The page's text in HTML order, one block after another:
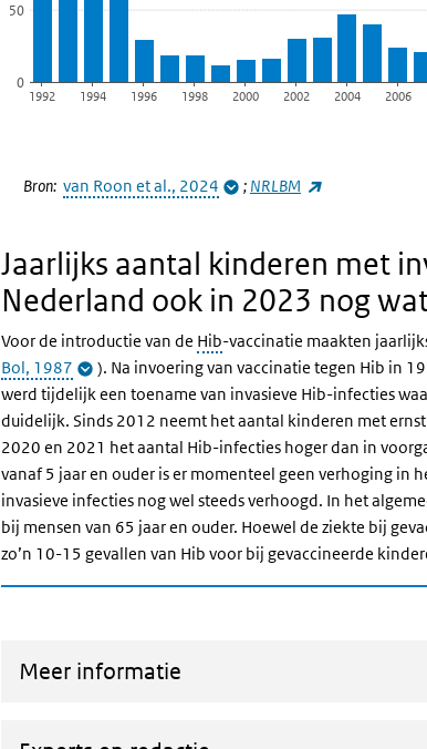
0
50
1992 1994 1996 1998 2000 2002 2004 2006
Bron: van Roon et al., 2024 ; NRLBM (externe link)
Jaarlijks aantal kinderen met
Nederland ook in 2023 nog
Voor de introductie van de Hib-vaccinatie maakten
Bol, 1987
). Na invoering van vaccinatie tegen Hib in
werd tijdelijk een toename van invasieve Hib-infecties
duidelijk. Sinds 2012 neemt het aantal kinderen met
2020 en 2021 het aantal Hib-infecties hoger dan in
vanaf 5 jaar en ouder is er momenteel geen verhoging in
invasieve infecties nog wel steeds verhoogd. In het
bij mensen van 65 jaar en ouder. Hoewel de ziekte bij
zo’n 10-15 gevallen van Hib voor bij gevaccineerde
Meer informatie